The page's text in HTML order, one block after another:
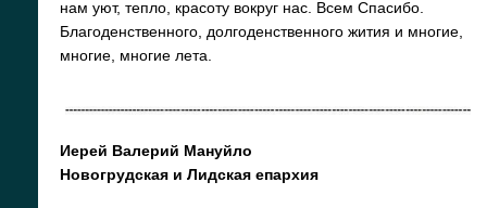
нам уют, тепло, красоту вокруг нас. Всем Спасибо.
Благоденственного, долгоденственного жития и многие,
многие, многие лета.
Иерей Валерий Мануйло
Новогрудская и Лидская епархия